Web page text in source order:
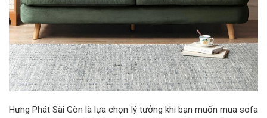
Hưng Phát Sài Gòn là lựa chọn lý tưởng khi bạn muốn mua sofa